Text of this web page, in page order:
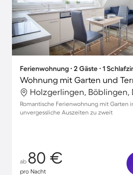
Ferienwohnung ∙ 2 Gäste ∙ 1
Wohnung mit Garten und
Holzgerlingen, Böblingen,
Romantische Ferienwohnung mit Garten
unvergessliche Auszeiten zu zweit
ab 80 €
pro Nacht